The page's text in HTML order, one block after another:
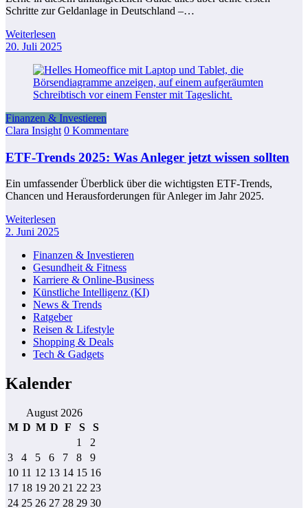
Schritte zur Geldanlage in Deutschland –…
Weiterlesen
20. Juli 2025
Finanzen & Investieren
Clara Insight 0 Kommentare
ETF-Trends 2025: Was Anleger jetzt wissen sollten
Ein umfassender Überblick über die wichtigsten ETF-Trends,
Chancen und Herausforderungen für Anleger im Jahr 2025.
Weiterlesen
2. Juni 2025
Finanzen & Investieren
Gesundheit & Fitness
Karriere & Online-Business
Künstliche Intelligenz (KI)
News & Trends
Ratgeber
Reisen & Lifestyle
Shopping & Deals
Tech & Gadgets
Kalender
August 2026
M D M D F S
S
1
2
3
4 5 6 7 8
9
10 11 12 13 14 15 16
17 18 19 20 21 22 23
24 25 26 27 28 29 30